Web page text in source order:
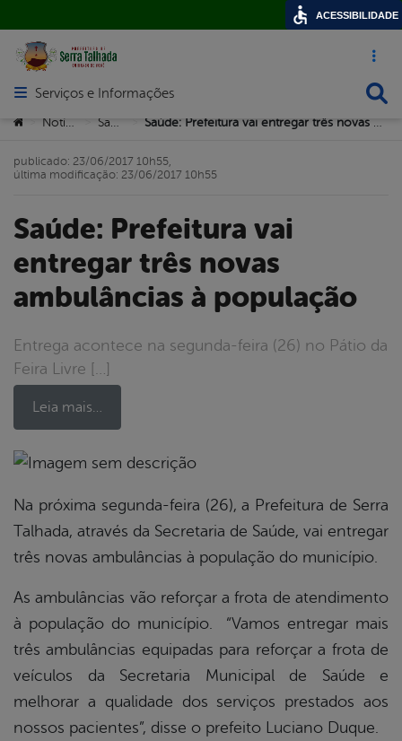
Acesso
Abrir menu principal de navegação
Serviços e Informações
Você está aqui:
> Notícias > >
Saúde: Prefeitura vai
entregar três novas
ambulâncias à população
Entrega acontece na segunda-feira (26) no Pátio da
Feira Livre […]
Leia mais…
publicado: 23/06/2017 10h55,
última modificação: 23/06/2017 10h55
Na próxima segunda-feira (26), a Prefeitura de Serra
Talhada, através da Secretaria de Saúde, vai entregar
três novas ambulâncias à população do município.
As ambulâncias vão reforçar a frota de atendimento
à população do município. “Vamos entregar mais
três ambulâncias equipadas para reforçar a frota de
veículos da Secretaria Municipal de Saúde e
melhorar a qualidade dos serviços prestados aos
nossos pacientes”, disse o prefeito Luciano Duque.
ACESSIBILIDADE